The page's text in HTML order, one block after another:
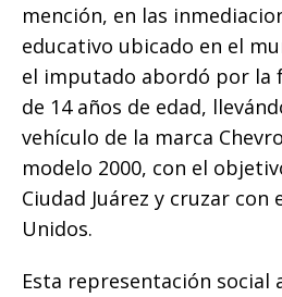
mención, en las
educativo ubicado en el
el imputado abordó por la
de 14 años de edad,
vehículo de la marca
modelo 2000, con el
Ciudad Juárez y cruzar con
Unidos.
Esta representación social